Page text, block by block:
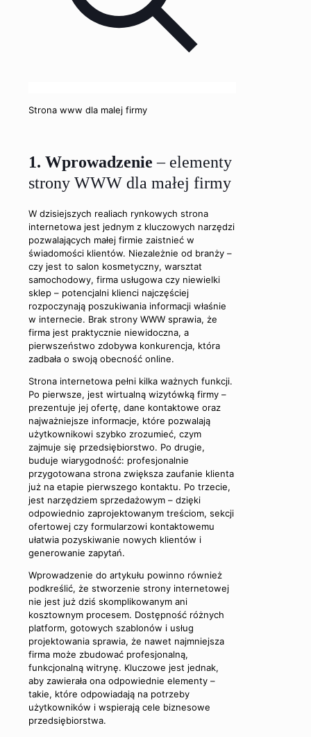
Strona www dla malej firmy
1. Wprowadzenie – elementy
strony WWW dla małej firmy
W dzisiejszych realiach rynkowych strona
internetowa jest jednym z kluczowych narzędzi
pozwalających małej firmie zaistnieć w
świadomości klientów. Niezależnie od branży –
czy jest to salon kosmetyczny, warsztat
samochodowy, firma usługowa czy niewielki
sklep – potencjalni klienci najczęściej
rozpoczynają poszukiwania informacji właśnie
w internecie. Brak strony WWW sprawia, że
firma jest praktycznie niewidoczna, a
pierwszeństwo zdobywa konkurencja, która
zadbała o swoją obecność online.
Strona internetowa pełni kilka ważnych funkcji.
Po pierwsze, jest wirtualną wizytówką firmy –
prezentuje jej ofertę, dane kontaktowe oraz
najważniejsze informacje, które pozwalają
użytkownikowi szybko zrozumieć, czym
zajmuje się przedsiębiorstwo. Po drugie,
buduje wiarygodność: profesjonalnie
przygotowana strona zwiększa zaufanie klienta
już na etapie pierwszego kontaktu. Po trzecie,
jest narzędziem sprzedażowym – dzięki
odpowiednio zaprojektowanym treściom, sekcji
ofertowej czy formularzowi kontaktowemu
ułatwia pozyskiwanie nowych klientów i
generowanie zapytań.
Wprowadzenie do artykułu powinno również
podkreślić, że stworzenie strony internetowej
nie jest już dziś skomplikowanym ani
kosztownym procesem. Dostępność różnych
platform, gotowych szablonów i usług
projektowania sprawia, że nawet najmniejsza
firma może zbudować profesjonalną,
funkcjonalną witrynę. Kluczowe jest jednak,
aby zawierała ona odpowiednie elementy –
takie, które odpowiadają na potrzeby
użytkowników i wspierają cele biznesowe
przedsiębiorstwa.